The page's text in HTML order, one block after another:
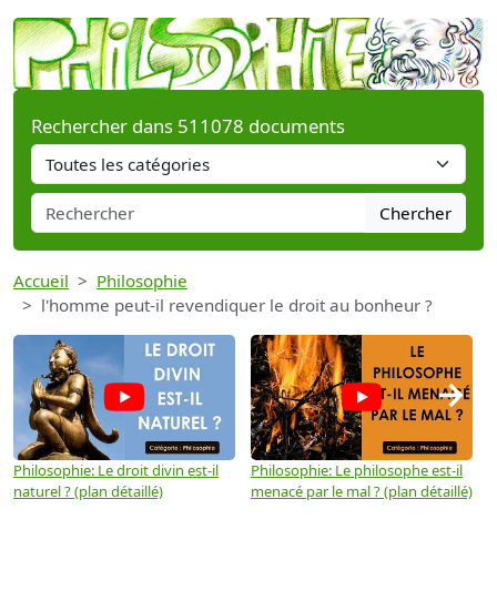
Rechercher dans 511078 documents
Chercher
Accueil
Philosophie
l'homme peut-il revendiquer le droit au bonheur ?
Philosophie: Le droit divin est-il
naturel ? (plan détaillé)
Philosophie: Le philosophe est-il
menacé par le mal ? (plan détaillé)
→